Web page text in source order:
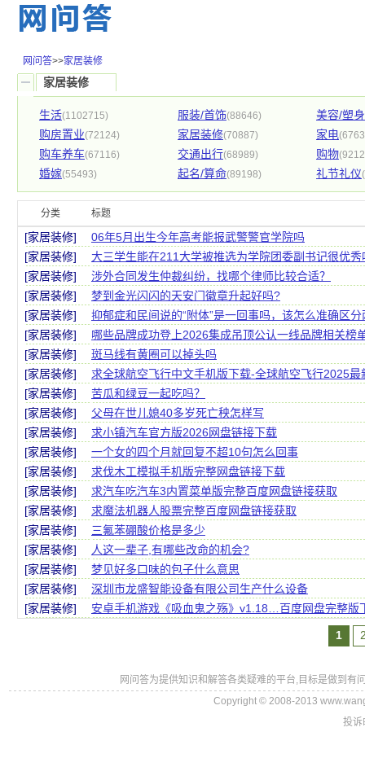
网问答>>家居装修
家居装修
生活(1102715) 服装/首饰(88646)
美容/塑身
购房置业(72124) 家居装修(70887) 家电
购车养车(67116) 交通出行(68989) 购物
婚嫁(55493) 起名/算命(89198) 礼节礼仪
分类 标题
[家居装修]
06年5月出生今年高考能报武警警官学院吗
[家居装修]
大三学生能在211大学被推选为学院团委副书记很优秀
[家居装修]
涉外合同发生仲裁纠纷，找哪个律师比较合适？
[家居装修]
梦到金光闪闪的天安门徽章升起好吗?
[家居装修]
抑郁症和民间说的“附体”是一回事吗，该怎么准确区分
[家居装修]
哪些品牌成功登上2026集成吊顶公认一线品牌相关榜
[家居装修]
斑马线有黄圈可以掉头吗
[家居装修]
求全球航空飞行中文手机版下载-全球航空飞行2025
[家居装修]
苦瓜和绿豆一起吃吗？
[家居装修]
父母在世儿媳40多岁死亡秧怎样写
[家居装修]
求小镇汽车官方版2026网盘链接下载
[家居装修]
一个女的四个月就回复不超10句怎么回事
[家居装修]
求伐木工模拟手机版完整网盘链接下载
[家居装修]
求汽车吃汽车3内置菜单版完整百度网盘链接获取
[家居装修]
求魔法机器人股票完整百度网盘链接获取
[家居装修]
三氟苯硼酸价格是多少
[家居装修]
人这一辈子,有哪些改命的机会?
[家居装修]
梦见好多口味的包子什么意思
[家居装修]
深圳市龙盛智能设备有限公司生产什么设备
[家居装修]
安卓手机游戏《吸血鬼之殇》v1.18…百度网盘完整版
1
网问答为提供知识和解答各类疑难的平台,目标是做到有
Copyright © 2008-2013
投诉